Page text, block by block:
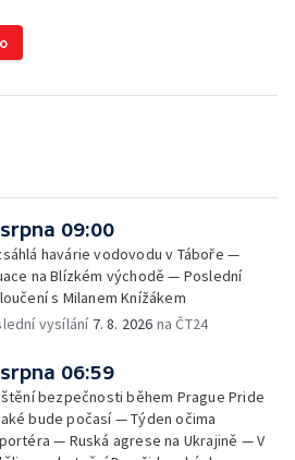
09:00
havárie vodovodu v Táboře —
na Blízkém východě — Poslední
s Milanem Knížákem
vysílání 7. 8. 2026 na ČT24
06:59
bezpečnosti během Prague Pride
bude počasí — Týden očima
— Ruská agrese na Ukrajině — V